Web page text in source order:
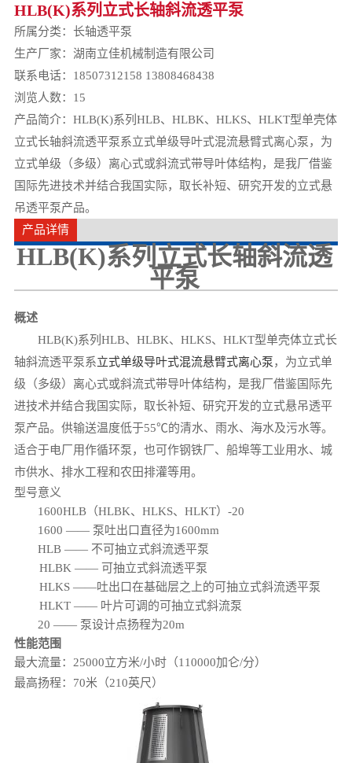
HLB(K)系列立式长轴斜流透平泵
所属分类： 长轴透平泵
生产厂家：湖南立佳机械制造有限公司
联系电话：18507312158 13808468438
浏览人数： 15
产品简介：HLB(K)系列HLB、HLBK、HLKS、HLKT型单壳体
立式长轴斜流透平泵系立式单级导叶式混流悬臂式离心泵，为
立式单级（多级）离心式或斜流式带导叶体结构，是我厂借鉴
国际先进技术并结合我国实际，取长补短、研究开发的立式悬
吊透平泵产品。
产品详情
HLB(K)系列立式长轴斜流透
平泵
概述
HLB(K)系列HLB、HLBK、HLKS、HLKT型单壳体立式长
轴斜流透平泵系立式单级导叶式混流悬臂式离心泵 ，为立式单
级（多级）离心式或斜流式带导叶体结构，是我厂借鉴国际先
进技术并结合我国实际，取长补短、研究开发的立式悬吊透平
泵产品。供输送温度低于55℃的清水、雨水、海水及污水等。
适合于电厂用作循环泵，也可作钢铁厂、船埠等工业用水、城
市供水、排水工程和农田排灌等用。
型号意义
1600HLB（HLBK、HLKS、HLKT）-20
1600 —— 泵吐出口直径为1600mm
HLB —— 不可抽立式斜流透平泵
HLBK —— 可抽立式斜流透平泵
HLKS ——吐出口在基础层之上的可抽立式斜流透平泵
HLKT —— 叶片可调的可抽立式斜流泵
20 —— 泵设计点扬程为20m
性能范围
最大流量：25000立方米/小时（110000加仑/分）
最高扬程：70米（210英尺）